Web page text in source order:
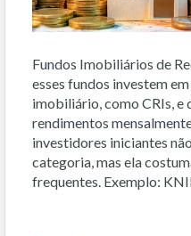
Fundos Imobiliários de
esses fundos investem
imobiliário, como CRIs,
rendimentos
investidores iniciantes
categoria, mas ela
frequentes. Exemplo: